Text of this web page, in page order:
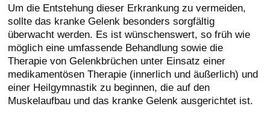
Um die Entstehung dieser Erkrankung zu vermeiden,
sollte das kranke Gelenk besonders sorgfältig
überwacht werden. Es ist wünschenswert, so früh wie
möglich eine umfassende Behandlung sowie die
Therapie von Gelenkbrüchen unter Einsatz einer
medikamentösen Therapie (innerlich und äußerlich) und
einer Heilgymnastik zu beginnen, die auf den
Muskelaufbau und das kranke Gelenk ausgerichtet ist.